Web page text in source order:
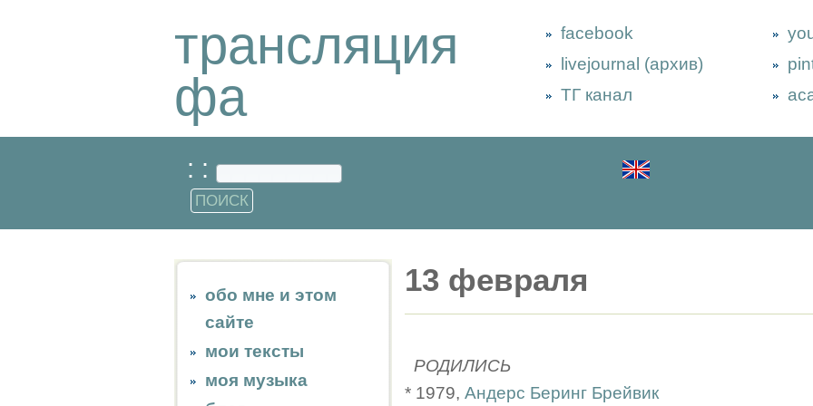
трансляция
фа
facebook
livejournal (архив)
ТГ канал
: :
обо мне и этом
сайте
мои тексты
моя музыка
13 февраля
РОДИЛИСЬ
* 1979, Андерс Беринг Брейвик